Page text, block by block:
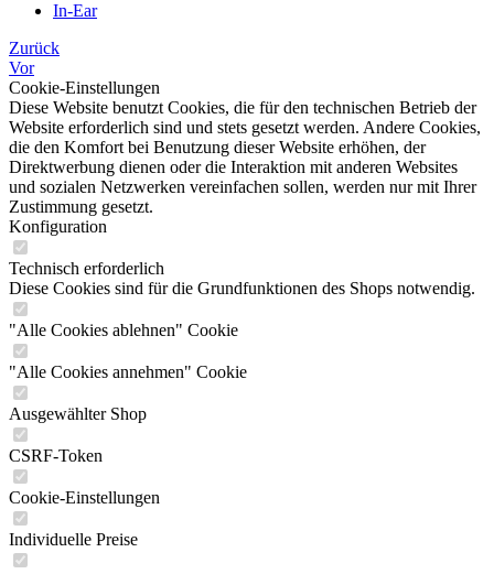
In-Ear
Zurück
Vor
Cookie-Einstellungen
Diese Website benutzt Cookies, die für den technischen Betrieb der
Website erforderlich sind und stets gesetzt werden. Andere Cookies,
die den Komfort bei Benutzung dieser Website erhöhen, der
Direktwerbung dienen oder die Interaktion mit anderen Websites
und sozialen Netzwerken vereinfachen sollen, werden nur mit Ihrer
Zustimmung gesetzt.
Konfiguration
Technisch erforderlich
Diese Cookies sind für die Grundfunktionen des Shops notwendig.
"Alle Cookies ablehnen" Cookie
"Alle Cookies annehmen" Cookie
Ausgewählter Shop
CSRF-Token
Cookie-Einstellungen
Individuelle Preise